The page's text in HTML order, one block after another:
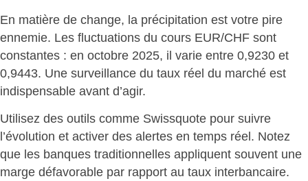
En matière de change, la précipitation est votre pire
ennemie. Les fluctuations du cours EUR/CHF sont
constantes : en octobre 2025, il varie entre 0,9230 et
0,9443. Une surveillance du taux réel du marché est
indispensable avant d’agir.
Utilisez des outils comme Swissquote pour suivre
l’évolution et activer des alertes en temps réel. Notez
que les banques traditionnelles appliquent souvent une
marge défavorable par rapport au taux interbancaire.